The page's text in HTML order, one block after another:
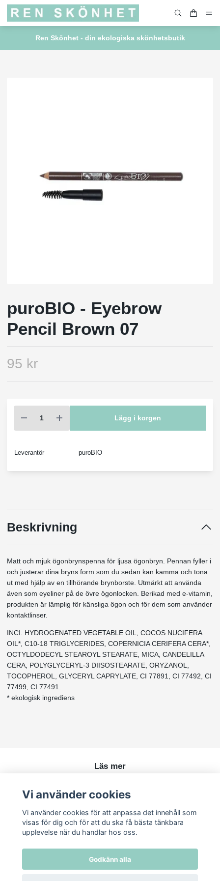
Ren Skönhet - din ekologiska skönhetsbutik
puroBIO - Eyebrow
Pencil Brown 07
95 kr
Lägg i korgen
Leverantör puroBIO
Beskrivning
Matt och mjuk ögonbrynspenna för ljusa ögonbryn. Pennan fyller i
och justerar dina bryns form som du sedan kan kamma och tona
ut med hjälp av en tillhörande brynborste. Utmärkt att använda
även som eyeliner på de övre ögonlocken. Berikad med e-vitamin,
produkten är lämplig för känsliga ögon och för dem som använder
kontaktlinser.
INCI: HYDROGENATED VEGETABLE OIL, COCOS NUCIFERA
OIL*, C10-18 TRIGLYCERIDES, COPERNICIA CERIFERA CERA*,
OCTYLDODECYL STEAROYL STEARATE, MICA, CANDELILLA
CERA, POLYGLYCERYL-3 DIISOSTEARATE, ORYZANOL,
TOCOPHEROL, GLYCERYL CAPRYLATE, CI 77891, CI 77492, CI
77499, CI 77491.
* ekologisk ingrediens
Läs mer
Kontakt
Vi använder cookies
Vi använder cookies för att anpassa det innehåll som
visas för dig och för att du ska få bästa tänkbara
upplevelse när du handlar hos oss.
Godkänn alla